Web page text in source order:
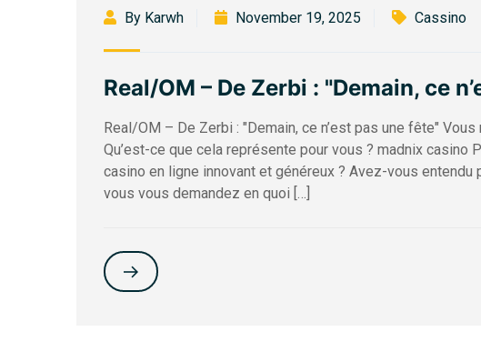
By Karwh November 19, 2025 Cassino
Real/OM – De Zerbi : "Demain, ce
Real/OM – De Zerbi : "Demain, ce n’est pas une fête"
Qu’est-ce que cela représente pour vous ? madnix casino
casino en ligne innovant et généreux ? Avez-vous entendu
vous vous demandez en quoi […]